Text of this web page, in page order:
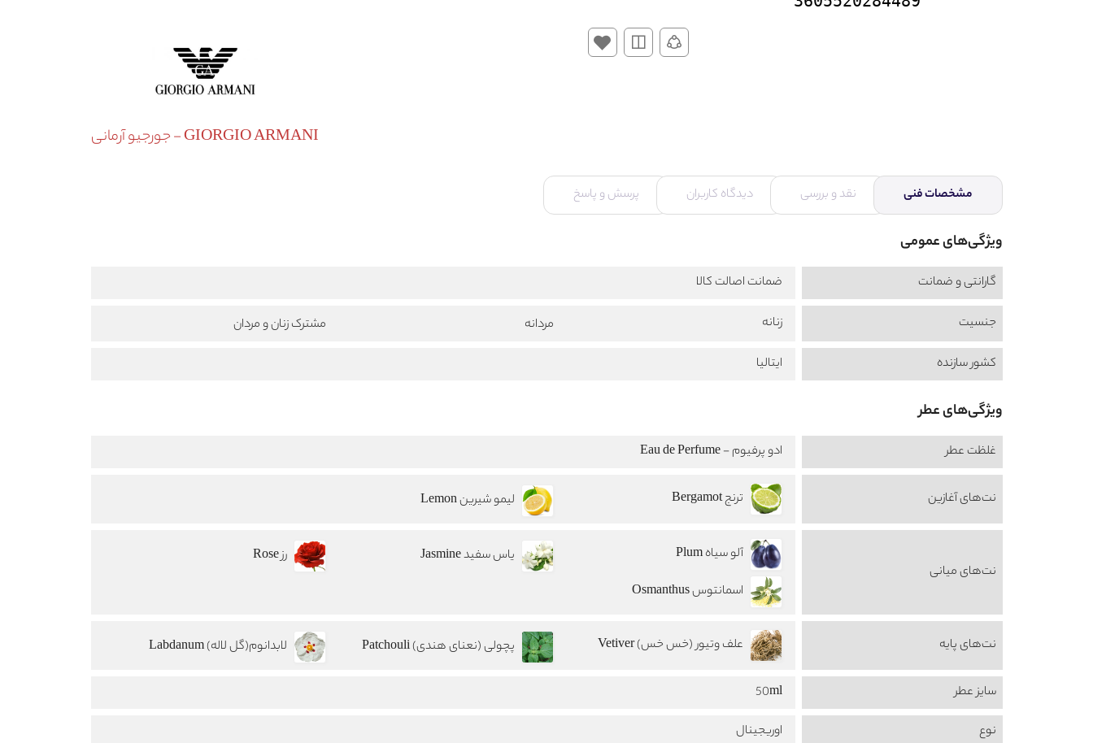
GIORGIO ARMANI - جورجیو آرمانی
مشخصات فنی نقد و بررسی دیدگاه کاربران پرسش و پاسخ
ویژگی‌های عمومی
گارانتی و ضمانت ضمانت اصالت کالا
جنسیت زنانه مردانه
مشترک زنان و مردان
کشور سازنده
ایتالیا
ویژگی‌های عطر
غلظت عطر ادو پرفیوم - Eau de Perfume
نت‌های آغازین ترنج Bergamot لیمو شیرین Lemon
نت‌های میانی
آلو سیاه Plum یاس سفید Jasmine
رز Rose
اسمانتوس Osmanthus
نت‌های پایه علف وتیور (خس خس) Vetiver پچولی (نعنای هندی) Patchouli لابدانوم(گل لاله) Labdanum
سایز عطر
50ml
نوع
اوریجینال